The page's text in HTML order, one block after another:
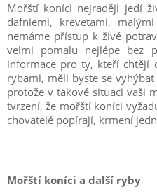
Mořští koníci nejraději jedí
dafniemi, krevetami,
nemáme přístup k živé
velmi pomalu nejlépe bez
informace pro ty, kteří chtějí
rybami, měli byste se
protože v takové situaci vaši
tvrzení, že mořští koníci
chovatelé popírají, krmení
Mořští koníci a další ryby